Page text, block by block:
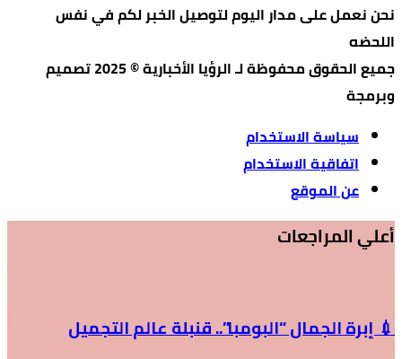
نحن نعمل على مدار اليوم لتوصيل الخبر لكم في نفس
اللحضه
جميع الحقوق محفوظة لـ الرؤيا الأخبارية © 2025 تصميم
وبرمجة
سياسة الاستخدام
اتفاقية الاستخدام
عن الموقع
أعلي المراجعات
💉 إبرة الجمال “البومبا”.. قنبلة عالم التجميل